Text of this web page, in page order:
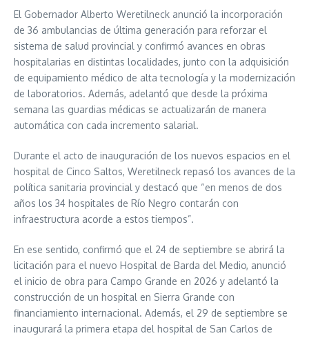
El Gobernador Alberto Weretilneck anunció la incorporación
de 36 ambulancias de última generación para reforzar el
sistema de salud provincial y confirmó avances en obras
hospitalarias en distintas localidades, junto con la adquisición
de equipamiento médico de alta tecnología y la modernización
de laboratorios. Además, adelantó que desde la próxima
semana las guardias médicas se actualizarán de manera
automática con cada incremento salarial.
Durante el acto de inauguración de los nuevos espacios en el
hospital de Cinco Saltos, Weretilneck repasó los avances de la
política sanitaria provincial y destacó que “en menos de dos
años los 34 hospitales de Río Negro contarán con
infraestructura acorde a estos tiempos”.
En ese sentido, confirmó que el 24 de septiembre se abrirá la
licitación para el nuevo Hospital de Barda del Medio, anunció
el inicio de obra para Campo Grande en 2026 y adelantó la
construcción de un hospital en Sierra Grande con
financiamiento internacional. Además, el 29 de septiembre se
inaugurará la primera etapa del hospital de San Carlos de